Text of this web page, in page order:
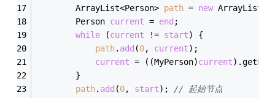
        ArrayList<Person>
path = new
        Person
current = end ;
while (current != start) {
path. add (0, current);
current = ((MyPerson)current
        }
path. add (0, start); // 起始节点